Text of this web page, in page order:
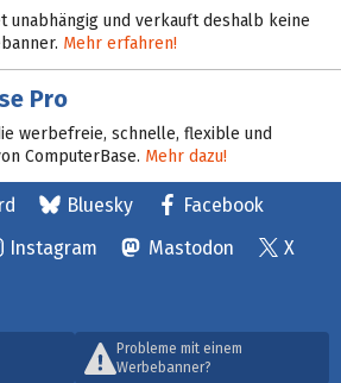
unabhängig und verkauft deshalb keine
Mehr erfahren!
Pro
werbefreie, schnelle, flexible und
ComputerBase. Mehr dazu!
Bluesky
Facebook
Instagram Mastodon
X
Probleme mit einem
Werbebanner?